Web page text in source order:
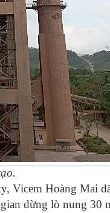
Vicem Hoàng Mai
dừng lò nung 30